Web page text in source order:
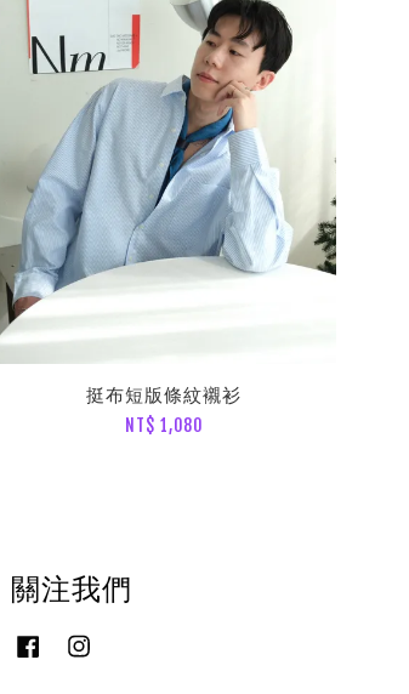
挺布短版條紋襯衫
NT$ 1,080
關注我們
Facebook